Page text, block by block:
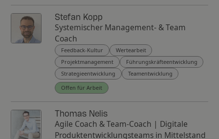
Stefan Kopp
Systemischer Management- & Team
Coach
Feedback-Kultur
Wertearbeit
Projektmanagement
Führungskräfteentwicklung
Strategieentwicklung
Teamentwicklung
Offen für Arbeit
Thomas Nelis
Agile Coach & Team-Coach | Digitale
Produktentwicklungsteams in Mittelstand